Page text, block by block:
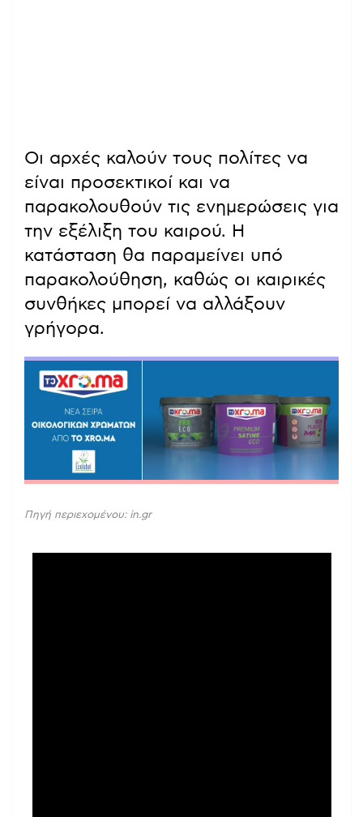
Οι αρχές καλούν τους πολίτες να
είναι προσεκτικοί και να
παρακολουθούν τις ενημερώσεις για
την εξέλιξη του καιρού. Η
κατάσταση θα παραμείνει υπό
παρακολούθηση, καθώς οι καιρικές
συνθήκες μπορεί να αλλάξουν
γρήγορα.
Πηγή περιεχομένου: in.gr